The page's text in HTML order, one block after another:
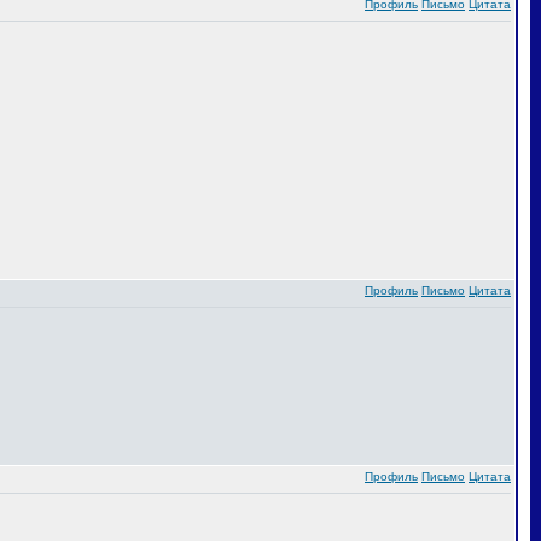
Профиль Письмо Цитата
Профиль Письмо Цитата
Профиль Письмо Цитата